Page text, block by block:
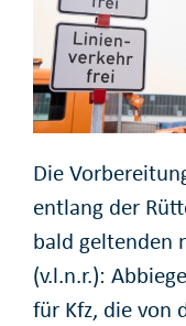
Die
entlang der
bald geltenden
(v.l.n.r.):
für Kfz, die von